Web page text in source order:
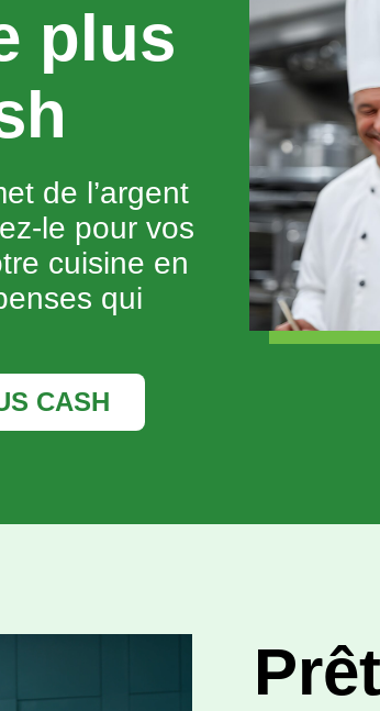
plus
de l’argent
le pour vos
cuisine en
qui
CASH